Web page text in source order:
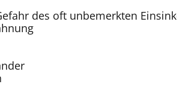
des oft unbemerkten